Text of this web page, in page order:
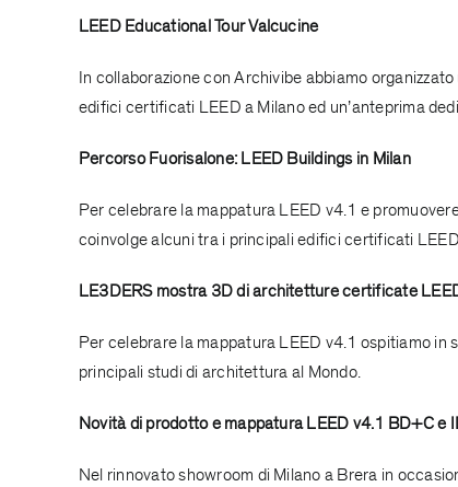
LEED Educational Tour Valcucine
In collaborazione con Archivibe abbiamo
edifici certificati LEED a Milano ed un’anteprima
Percorso Fuorisalone: LEED Buildings in Milan
Per celebrare la mappatura LEED v4.1 e
coinvolge alcuni tra i principali edifici certificati
LE3DERS mostra 3D di architetture certificate
Per celebrare la mappatura LEED v4.1 ospitiamo
principali studi di architettura al Mondo.
Novità di prodotto e mappatura LEED v4.1 BD+C e
Nel rinnovato showroom di Milano a Brera in